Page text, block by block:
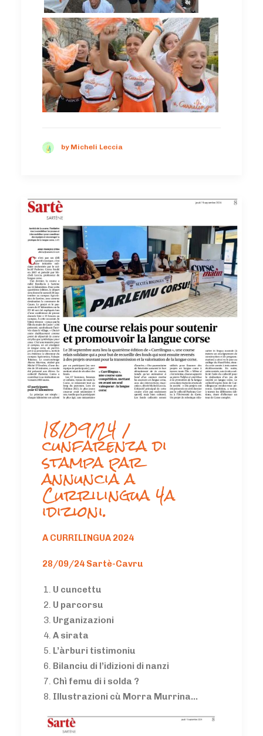
by Micheli Leccia
18/09/24 /
cunfarenza di
stampa par
annuncià a
Currilingua 4a
idizioni.
A CURRILINGUA 2024
28/09/24 Sartè-Cavru
U cuncettu
U parcorsu
Urganizazioni
A sirata
L’àrburi tistimoniu
Bilanciu di l’idizioni di nanzi
Chì femu di i solda ?
Illustrazioni cù Morra Murrina…